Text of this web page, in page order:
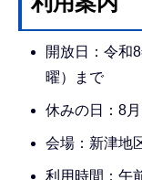
開放日：令和
曜）まで
休みの日：8月
会場：新津地
利用時間：午